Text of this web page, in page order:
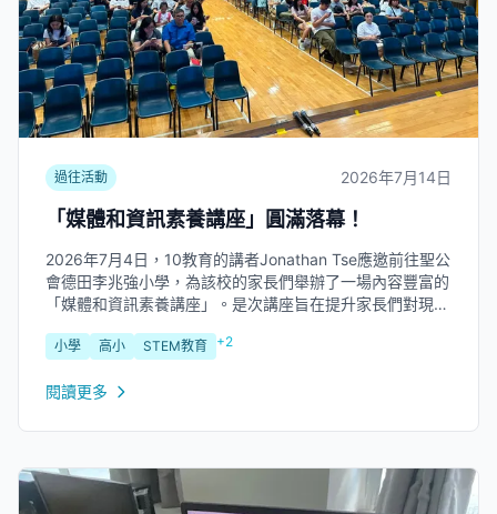
過往活動 2026年7月14日
「媒體和資訊素養講座」圓滿落幕！
2026年7月4日，10教育的講者Jonathan Tse應邀前往聖公
會德田李兆強小學，為該校的家長們舉辦了一場內容豐富的
「媒體和資訊素養講座」。是次講座旨在提升家長們對現今
使用數碼媒體，共同建立健康的網絡習慣。 講座內容精華
小學 高小 STEM教育 +2
閱讀更多